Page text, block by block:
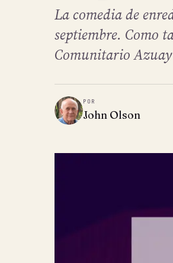
La comedia de
septiembre. Como
Comunitario
POR
John Olson